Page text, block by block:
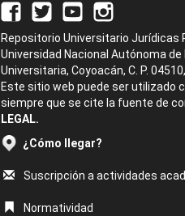
Repositorio Universitario Jurídicas
Universidad Nacional Autónoma de
Universitaria, Coyoacán, C. P.
Este sitio web puede ser utilizado
siempre que se cite la fuente de
LEGAL.
¿Cómo llegar?
Suscripción a actividades
Normatividad